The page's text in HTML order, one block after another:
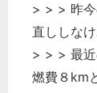
> > > 昨今
直ししな
> > > 最近
燃費８km